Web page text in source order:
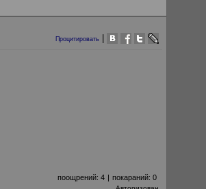
Процитировать
поощрений: 4 | покараний: 0